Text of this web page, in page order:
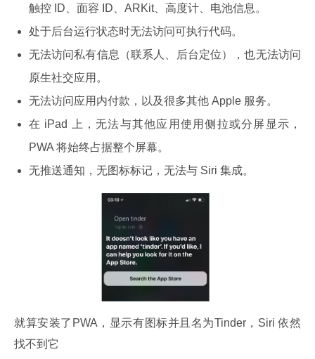
触控 ID、面容 ID、ARKit、高度计、电池信息。
处于后台运行状态时无法访问可执行代码。
无法访问私有信息（联系人、后台定位），也无法访问
原生社交应用。
无法访问应用内付款，以及很多其他 Apple 服务。
在 iPad 上，无法与其他应用使用侧拉或分屏显示，
PWA 将始终占据整个屏幕。
无推送通知，无图标标记，无法与 Siri 集成。
就算安装了PWA，显示有图标并且名为Tinder，Siri 依然
找不到它